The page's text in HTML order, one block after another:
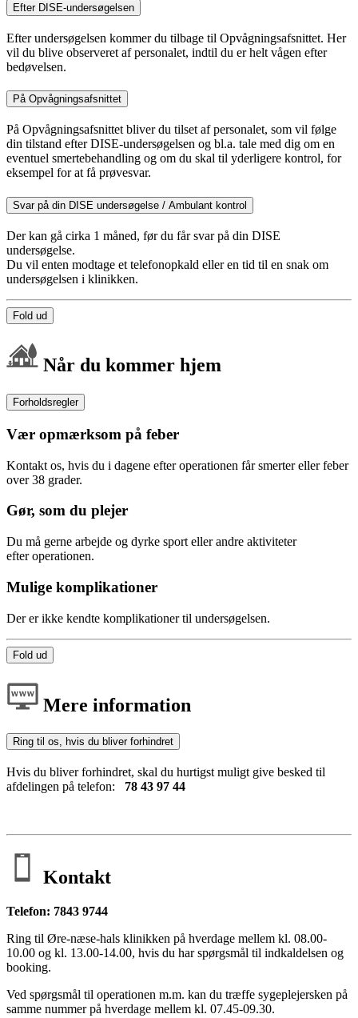
Efter DISE-undersøgelsen
Efter undersøgelsen kommer du tilbage til Opvågningsafsnittet. Her
vil du blive observeret af personalet, indtil du er helt vågen efter
bedøvelsen.
På Opvågningsafsnittet
På Opvågningsafsnittet bliver du tilset af personalet, som vil følge
din tilstand efter DISE-undersøgelsen og bl.a. tale med dig om en
eventuel smertebehandling og om du skal til yderligere kontrol, for
eksempel for at få prøvesvar.
Svar på din DISE undersøgelse / Ambulant kontrol
Der kan gå cirka 1 måned, før du får svar på din DISE
undersøgelse.
Du vil enten modtage et telefonopkald eller en tid til en snak om
undersøgelsen i klinikken.
Fold ud
Når du kommer hjem
Forholdsregler
Vær opmærksom på feber
Kontakt os, hvis du i dagene efter operationen får smerter eller feber
over 38 grader.
Gør, som du plejer
Du må gerne arbejde og dyrke sport eller andre aktiviteter
efter operationen.
Mulige komplikationer
Der er ikke kendte komplikationer til undersøgelsen.
Fold ud
Mere information
Ring til os, hvis du bliver forhindret
Hvis du bliver forhindret, skal du hurtigst muligt give besked til
afdelingen på telefon: 78 43 97 44
Kontakt
Telefon: 7843 9744
Ring til Øre-næse-hals klinikken på hverdage mellem kl. 08.00-
10.00 og kl. 13.00-14.00, hvis du har spørgsmål til indkaldelsen og
booking.
Ved spørgsmål til operationen m.m. kan du træffe sygeplejersken på
samme nummer på hverdage mellem kl. 07.45-09.30.